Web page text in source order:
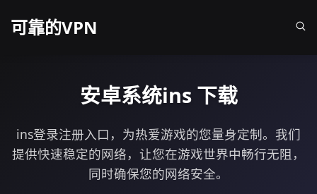
可靠的VPN
安卓系统ins 下载
ins登录注册入口，为热爱游戏的您量身定制。我们
提供快速稳定的网络，让您在游戏世界中畅行无阻，
同时确保您的网络安全。